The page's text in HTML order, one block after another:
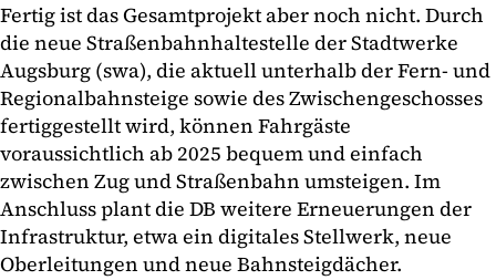
Fertig ist das Gesamtprojekt aber noch nicht. Durch
die neue Straßenbahnhaltestelle der Stadtwerke
Augsburg (swa), die aktuell unterhalb der Fern- und
Regionalbahnsteige sowie des Zwischengeschosses
fertiggestellt wird, können Fahrgäste
voraussichtlich ab 2025 bequem und einfach
zwischen Zug und Straßenbahn umsteigen. Im
Anschluss plant die DB weitere Erneuerungen der
Infrastruktur, etwa ein digitales Stellwerk, neue
Oberleitungen und neue Bahnsteigdächer.